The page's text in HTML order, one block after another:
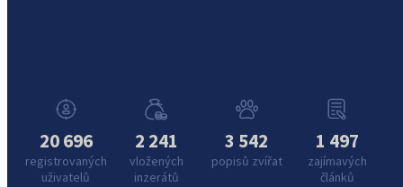
20 696
registrovaných
uživatelů
2 241
vložených
inzerátů
3 542
popisů zvířat
1 497
zajímavých
článků